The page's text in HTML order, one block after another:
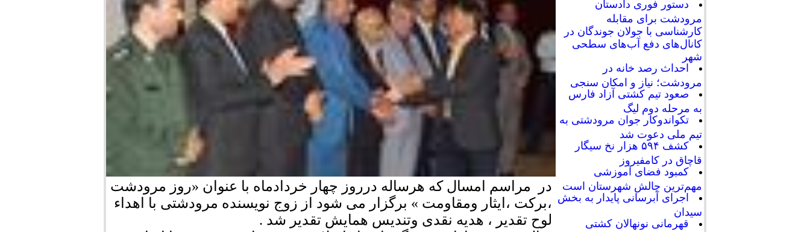
دستور فوری دادستان
مرودشت برای مقابله
کارشناسی با جولان جوندگان در
کانال‌های دفع آب‌های سطحی
شهر
احداث رصد خانه در
مرودشت؛ نیاز و امکان سنجی
صعود تیم کشتی آزاد فارس
به مرحله دوم لیگ
تکواندوکار جوان مرودشتی به
تیم ملی دعوت شد
کشف ۵۹۴ هزار نخ سیگار
قاچاق در کامفیروز
کمبود فضای آموزشی
مهم‌ترین چالش شهرستان است
اجرای آبرسانی پایدار به بخش
سیدان
قهرمانی نونهالان کشتی
در مراسم امسال که هرساله درروز چهار خردادماه با عنوان «روز مرودشت
،برکت ،ایثار ومقاومت » برگزار می شود از زوج نویسنده مرودشتی با اهداء
لوح تقدیر ، هدیه نقدی وتندیس همایش تقدیر شد .